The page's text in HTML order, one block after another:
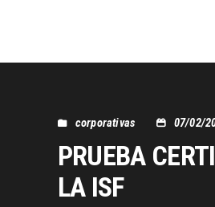
corporativas 07/02/
PRUEBA
LA ISF